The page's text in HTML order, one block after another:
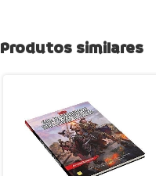
Produtos similares